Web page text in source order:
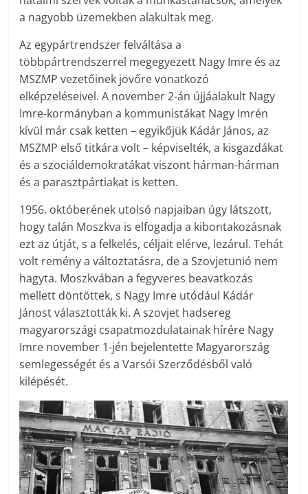
a nagyobb üzemekben alakultak meg.
Az egypártrendszer felváltása a
többpártrendszerrel megegyezett Nagy Imre és az
MSZMP vezetőinek jövőre vonatkozó
elképzeléseivel. A november 2-án újjáalakult Nagy
Imre-kormányban a kommunistákat Nagy Imrén
kívül már csak ketten – egyikőjük Kádár János, az
MSZMP első titkára volt – képviselték, a kisgazdákat
és a szociáldemokratákat viszont hárman-hárman
és a parasztpártiakat is ketten.
1956. októberének utolsó napjaiban úgy látszott,
hogy talán Moszkva is elfogadja a kibontakozásnak
ezt az útját, s a felkelés, céljait elérve, lezárul. Tehát
volt remény a változtatásra, de a Szovjetunió nem
hagyta. Moszkvában a fegyveres beavatkozás
mellett döntöttek, s Nagy Imre utódául Kádár
Jánost választották ki. A szovjet hadsereg
magyarországi csapatmozdulatainak hírére Nagy
Imre november 1-jén bejelentette Magyarország
semlegességét és a Varsói Szerződésből való
kilépését.